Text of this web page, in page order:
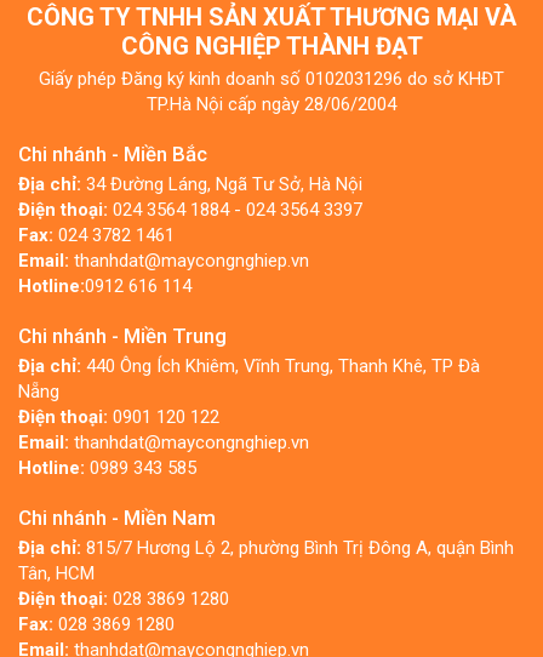
CÔNG TY TNHH SẢN XUẤT THƯƠNG MẠI VÀ
CÔNG NGHIỆP THÀNH ĐẠT
Giấy phép Đăng ký kinh doanh số 0102031296 do sở KHĐT
TP.Hà Nội cấp ngày 28/06/2004
Chi nhánh - Miền Bắc
Địa chỉ: 34 Đường Láng, Ngã Tư Sở, Hà Nội
Điện thoại: 024 3564 1884 - 024 3564 3397
Fax: 024 3782 1461
Email: thanhdat@maycongnghiep.vn
Hotline:0912 616 114
Chi nhánh - Miền Trung
Địa chỉ: 440 Ông Ích Khiêm, Vĩnh Trung, Thanh Khê, TP Đà
Nẵng
Điện thoại: 0901 120 122
Email: thanhdat@maycongnghiep.vn
Hotline: 0989 343 585
Chi nhánh - Miền Nam
Địa chỉ: 815/7 Hương Lộ 2, phường Bình Trị Đông A, quận Bình
Tân, HCM
Điện thoại: 028 3869 1280
Fax: 028 3869 1280
Email: thanhdat@maycongnghiep.vn